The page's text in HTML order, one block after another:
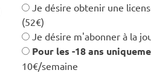
Je désire obtenir une
(52€)
Je désire m'abonner à la
Pour les -18 ans
10€/semaine